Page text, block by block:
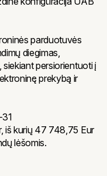
parduotuvės
diegimas,
persiorientuoti į
prekybą ir
iš kurių 47 748,75 Eur
lėšomis.